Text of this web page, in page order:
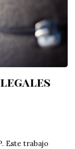
legales
Este trabajo